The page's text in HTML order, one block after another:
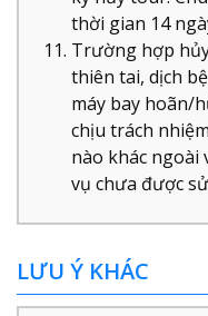
thời gian 14
Trường hợp
thiên tai, dịch
máy bay hoãn/
chịu trách
nào khác ngoài
vụ chưa được
LƯU Ý KHÁC